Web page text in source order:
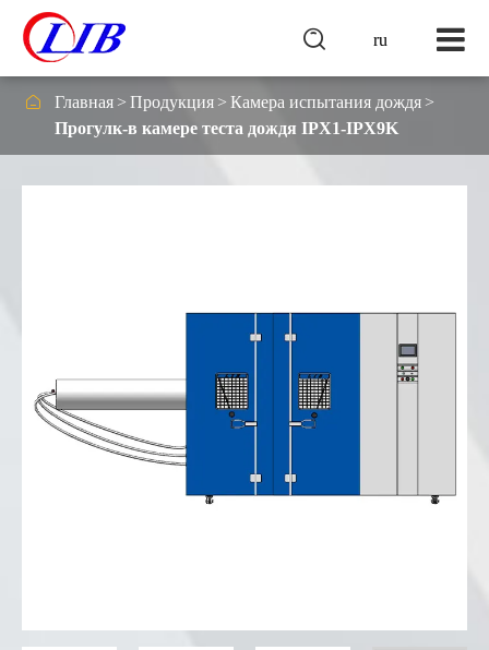
ru

 Главная Продукция
Камера испытания дождя
Прогулк-в камере теста дождя IPX1-IPX9K